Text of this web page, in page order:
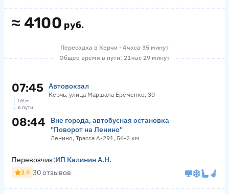
≈ 4100 руб.
Пересадка в Керчи · 4 часа 35 минут
Общее время в пути: 21 час 29 минут
07:45 Автовокзал
Керчь, улица Маршала Ерёменко, 30
59 м
в пути
08:44
Вне города, автобусная остановка
"Поворот на Ленино"
Ленино, Трасса А-291, 56-й км
Перевозчик:ИП Калинин А.Н.
3.9 30 отзывов